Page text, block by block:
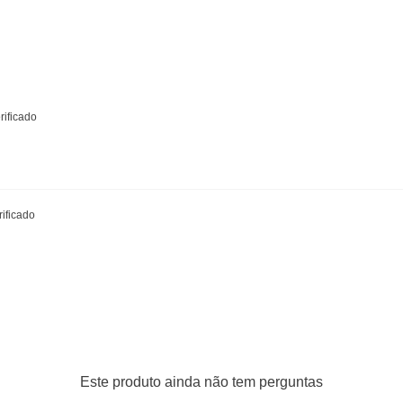
Este produto ainda não tem perguntas